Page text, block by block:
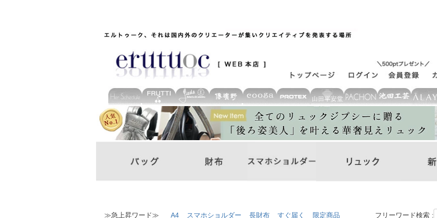
≫急上昇ワード≫ A4 スマホショルダー 長財布 すぐ届く 限定商品 フリーワード検索 :